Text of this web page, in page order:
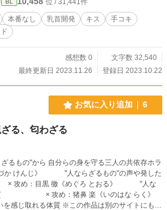
BL 位 / 31,441件
本番なし 乳首開発 キス
手コキ
感想数 0
文字数 32,540
最終更新日 2023.11.26
登録日 2023.10.22
お気に入り追加 6
る、匂わざる
るもの"から 自分らの身を守る三人の共依存ホラ
の作品は別のサイトにも投